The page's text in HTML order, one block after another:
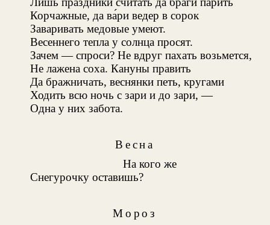
Корчажные, да ва́ри ведер в сорок
Заваривать медовые умеют.
Весеннего тепла у солнца просят.
Зачем — спроси? Не вдруг пахать возьмется,
Не лажена соха. Кануны править
Да бражничать, веснянки петь, кругами
Ходить всю ночь с зари и до зари, —
Одна у них забота.
Весна
На кого же
Снегурочку оставишь?
Мороз